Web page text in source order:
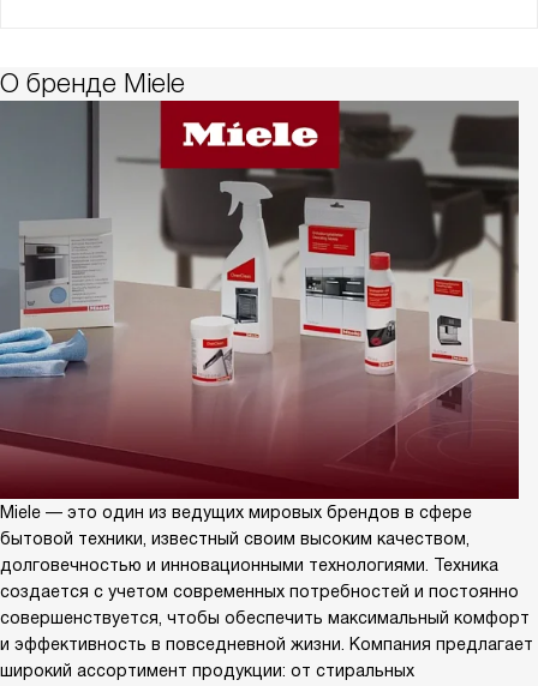
О бренде Miele
Miele — это один из ведущих мировых брендов в сфере
бытовой техники, известный своим высоким качеством,
долговечностью и инновационными технологиями. Техника
создается с учетом современных потребностей и постоянно
совершенствуется, чтобы обеспечить максимальный комфорт
и эффективность в повседневной жизни. Компания предлагает
широкий ассортимент продукции: от стиральных